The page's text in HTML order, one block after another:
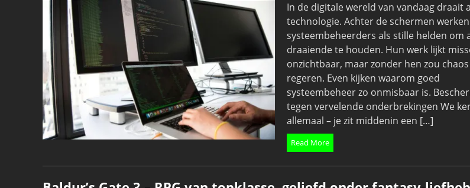
In de digitale wereld van vandaag draait
technologie. Achter de schermen werken
systeembeheerders als stille helden om
draaiende te houden. Hun werk lijkt
onzichtbaar, maar zonder hen zou chaos
regeren. Even kijken waarom goed
systeembeheer zo onmisbaar is.
tegen vervelende onderbrekingen We
allemaal – je zit middenin een […]
Read More